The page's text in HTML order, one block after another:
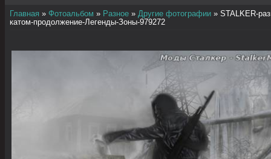
Главная » Фотоальбом » Разное » Другие фотографии » STALKER-
катом-продолжение-Легенды-Зоны-979272